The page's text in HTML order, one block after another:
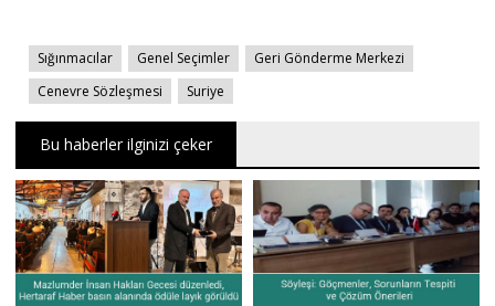
Sığınmacılar Genel Seçimler
Geri Gönderme Merkezi
Cenevre Sözleşmesi
Suriye
Bu haberler ilginizi çeker